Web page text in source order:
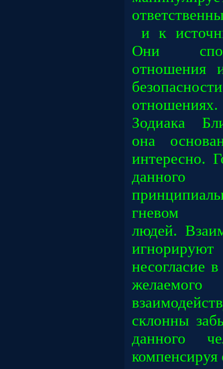
и к
Они
отношения
Зодиака
она
интересно.
гневом
людей.
несогласие
склонны
данного
компенсируя